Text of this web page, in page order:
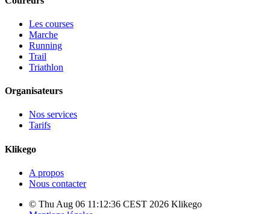
Les courses
Marche
Running
Trail
Triathlon
Organisateurs
Nos services
Tarifs
Klikego
A propos
Nous contacter
© Thu Aug 06 11:12:36 CEST 2026 Klikego